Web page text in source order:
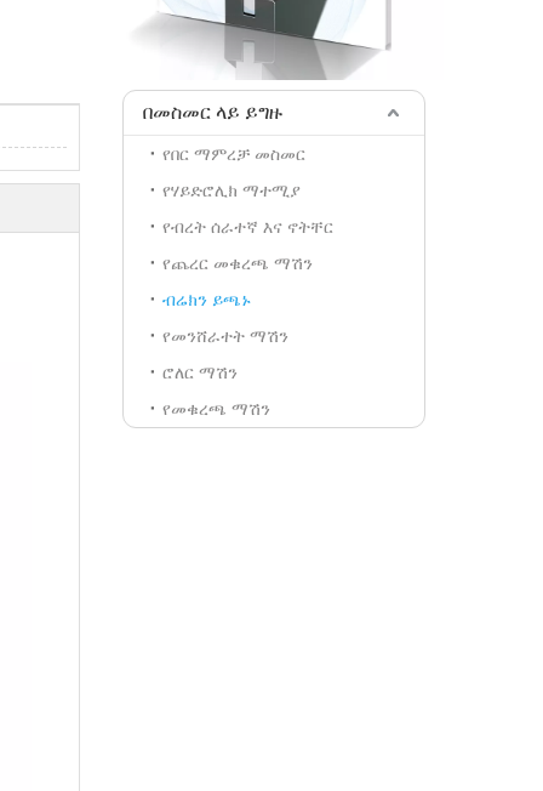
በመስመር ላይ ይግዙ
የበር ማምረቻ መስመር
የሃይድሮሊክ ማተሚያ
የብረት ሰራተኛ እና ኖትቸር
የጨረር መቁረጫ ማሽን
ብሬክን ይጫኑ
የመንሸራተት ማሽን
ሮለር ማሽን
የመቁረጫ ማሽን